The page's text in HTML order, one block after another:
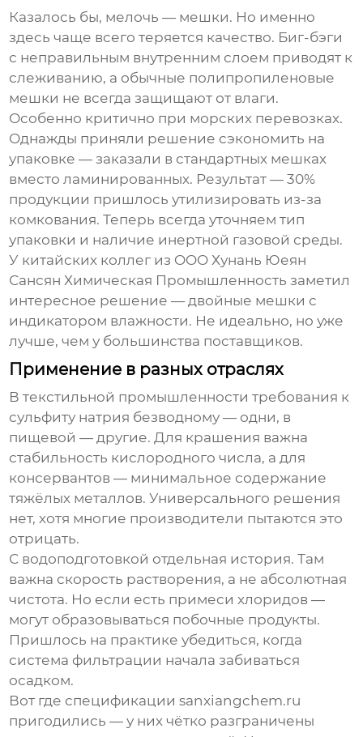
Казалось бы, мелочь — мешки. Но именно
здесь чаще всего теряется качество. Биг-бэги
с неправильным внутренним слоем приводят к
слеживанию, а обычные полипропиленовые
мешки не всегда защищают от влаги.
Особенно критично при морских перевозках.
Однажды приняли решение сэкономить на
упаковке — заказали в стандартных мешках
вместо ламинированных. Результат — 30%
продукции пришлось утилизировать из-за
комкования. Теперь всегда уточняем тип
упаковки и наличие инертной газовой среды.
У китайских коллег из OOO Хунань Юеян
Сансян Химическая Промышленность заметил
интересное решение — двойные мешки с
индикатором влажности. Не идеально, но уже
лучше, чем у большинства поставщиков.
Применение в разных отраслях
В текстильной промышленности требования к
сульфиту натрия безводному — одни, в
пищевой — другие. Для крашения важна
стабильность кислородного числа, а для
консервантов — минимальное содержание
тяжёлых металлов. Универсального решения
нет, хотя многие производители пытаются это
отрицать.
С водоподготовкой отдельная история. Там
важна скорость растворения, а не абсолютная
чистота. Но если есть примеси хлоридов —
могут образовываться побочные продукты.
Пришлось на практике убедиться, когда
система фильтрации начала забиваться
осадком.
Вот где спецификации sanxiangchem.ru
пригодились — у них чётко разграничены